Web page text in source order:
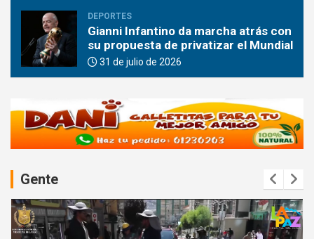
DEPORTES
Gianni Infantino da marcha atrás con
su propuesta de privatizar el Mundial
31 de julio de 2026
A
d
v
r
t
i
s
Gente